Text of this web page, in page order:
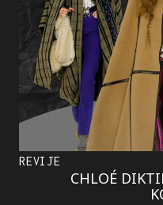
REVIJE
CHLOÉ